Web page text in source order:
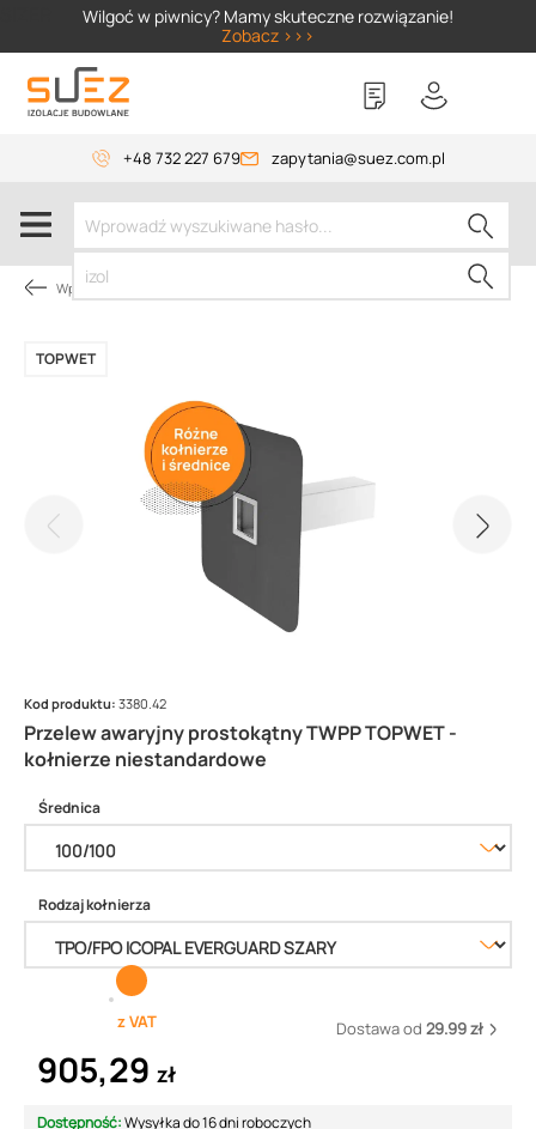
Wilgoć w piwnicy? Mamy skuteczne rozwiązanie!
Zobacz >>>
+48 732 227 679 zapytania@suez.com.pl
Wpusty i akcesoria
Przelew awaryjny prostokątny TWPP TOPWET -
kołnierze niestandardowe
TOPWET
Kod produktu: 3380.42
Średnica
Rodzaj kołnierza
z VAT Dostawa od 29.99 zł
905,29 zł
Dostępność:Wysyłka do 16 dni roboczych